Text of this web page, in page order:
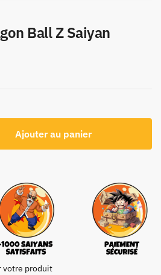
Ball Z Saiyan
Ajouter au panier
votre produit